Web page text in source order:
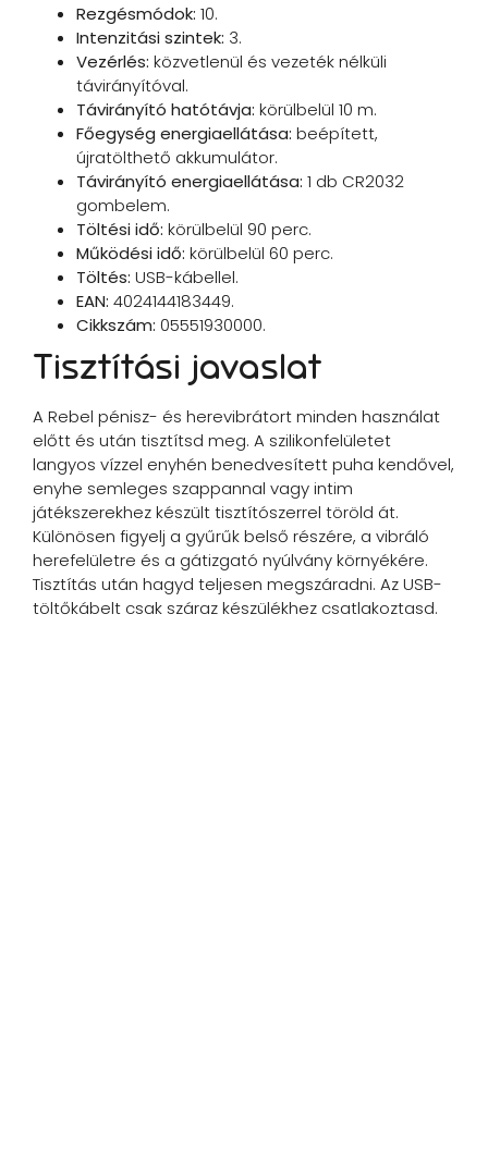
Rezgésmódok: 10.
Intenzitási szintek: 3.
Vezérlés: közvetlenül és vezeték nélküli
távirányítóval.
Távirányító hatótávja: körülbelül 10 m.
Főegység energiaellátása: beépített,
újratölthető akkumulátor.
Távirányító energiaellátása: 1 db CR2032
gombelem.
Töltési idő: körülbelül 90 perc.
Működési idő: körülbelül 60 perc.
Töltés: USB-kábellel.
EAN: 4024144183449.
Cikkszám: 05551930000.
Tisztítási javaslat
A Rebel pénisz- és herevibrátort minden használat
előtt és után tisztítsd meg. A szilikonfelületet
langyos vízzel enyhén benedvesített puha kendővel,
enyhe semleges szappannal vagy intim
játékszerekhez készült tisztítószerrel töröld át.
Különösen figyelj a gyűrűk belső részére, a vibráló
herefelületre és a gátizgató nyúlvány környékére.
Tisztítás után hagyd teljesen megszáradni. Az USB-
töltőkábelt csak száraz készülékhez csatlakoztasd.